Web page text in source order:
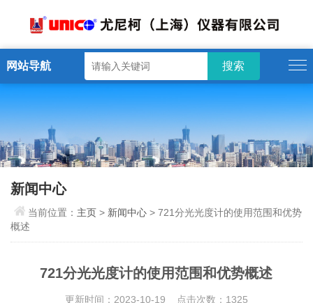
网站导航
新闻中心
当前位置： 主页 > 新闻中心 > 721分光光度计的使用范围和优势
概述
721分光光度计的使用范围和优势概述
更新时间：2023-10-19 点击次数：1325